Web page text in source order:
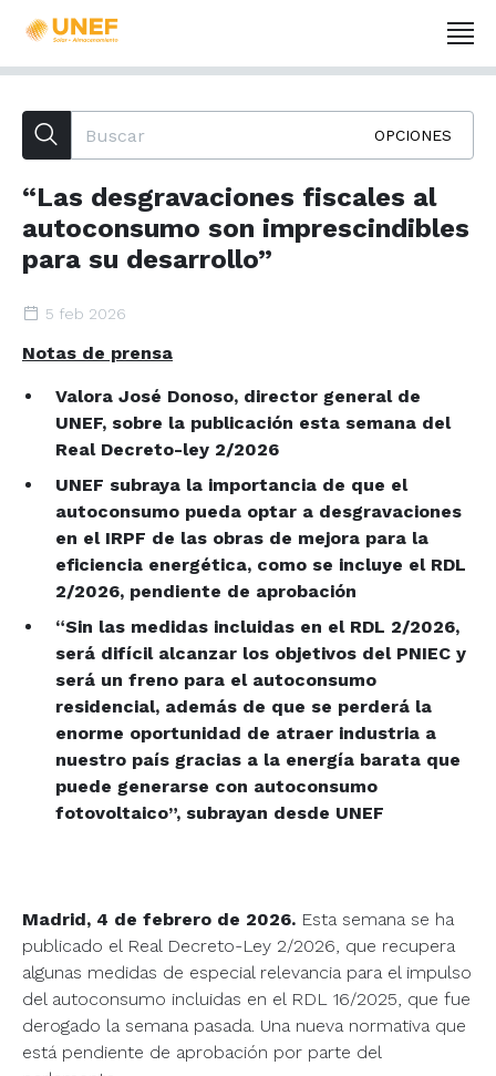
OPCIONES
“Las desgravaciones fiscales al
autoconsumo son imprescindibles
para su desarrollo”
5 feb 2026
Notas de prensa
Valora José Donoso, director general de
UNEF, sobre la publicación esta semana del
Real Decreto-ley 2/2026
UNEF subraya la importancia de que el
autoconsumo pueda optar a desgravaciones
en el IRPF de las obras de mejora para la
eficiencia energética, como se incluye el RDL
2/2026, pendiente de aprobación
“Sin las medidas incluidas en el RDL 2/2026,
será difícil alcanzar los objetivos del PNIEC y
será un freno para el autoconsumo
residencial, además de que se perderá la
enorme oportunidad de atraer industria a
nuestro país gracias a la energía barata que
puede generarse con autoconsumo
fotovoltaico”, subrayan desde UNEF
Madrid, 4 de febrero de 2026. Esta semana se ha
publicado el Real Decreto-Ley 2/2026, que recupera
algunas medidas de especial relevancia para el impulso
del autoconsumo incluidas en el RDL 16/2025, que fue
derogado la semana pasada. Una nueva normativa que
está pendiente de aprobación por parte del